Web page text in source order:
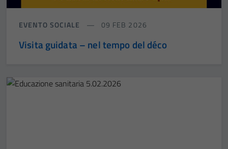
EVENTO SOCIALE 09 FEB 2026
Visita guidata – nel tempo del déco